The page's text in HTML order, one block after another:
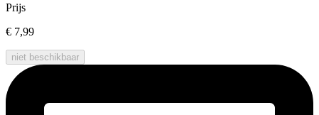
Prijs
€ 7,99
niet beschikbaar